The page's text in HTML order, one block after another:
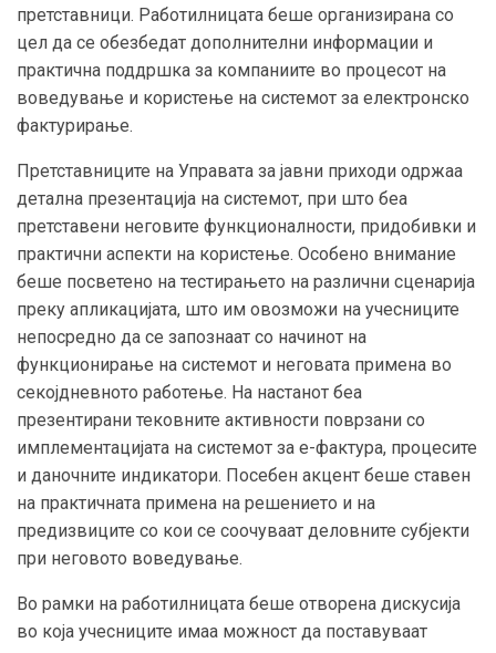
претставници. Работилницата беше организирана со
цел да се обезбедат дополнителни информации и
практична поддршка за компаниите во процесот на
воведување и користење на системот за електронско
фактурирање.
Претставниците на Управата за јавни приходи одржаа
детална презентација на системот, при што беа
претставени неговите функционалности, придобивки и
практични аспекти на користење. Особено внимание
беше посветено на тестирањето на различни сценарија
преку апликацијата, што им овозможи на учесниците
непосредно да се запознаат со начинот на
функционирање на системот и неговата примена во
секојдневното работење. На настанот беа
презентирани тековните активности поврзани со
имплементацијата на системот за е-фактура, процесите
и даночните индикатори. Посебен акцент беше ставен
на практичната примена на решението и на
предизвиците со кои се соочуваат деловните субјекти
при неговото воведување.
Во рамки на работилницата беше отворена дискусија
во која учесниците имаа можност да поставуваат